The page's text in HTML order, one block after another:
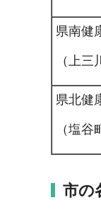
県南健
（上三
県北健
（塩
市の